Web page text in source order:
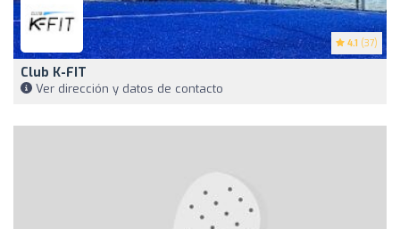
4.1 (37)
Club K-FIT
Ver dirección y datos de contacto